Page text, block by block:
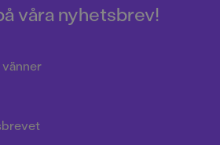
tappade en tand.
våra nyhetsbrev!
vänner